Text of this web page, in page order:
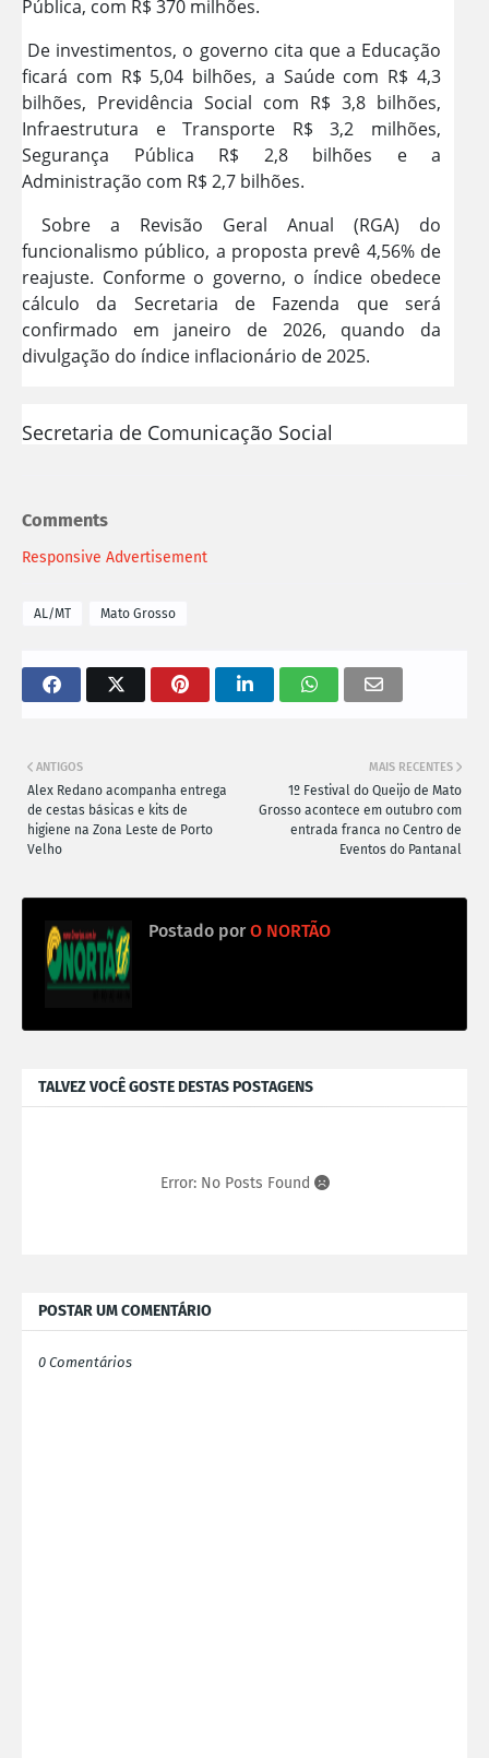
Pública, com R$ 370 milhões.
De investimentos, o governo cita que a Educação
ficará com R$ 5,04 bilhões, a Saúde com R$ 4,3
bilhões, Previdência Social com R$ 3,8 bilhões,
Infraestrutura e Transporte R$ 3,2 milhões,
Segurança Pública R$ 2,8 bilhões e a
Administração com R$ 2,7 bilhões.
Sobre a Revisão Geral Anual (RGA) do
funcionalismo público, a proposta prevê 4,56% de
reajuste. Conforme o governo, o índice obedece
cálculo da Secretaria de Fazenda que será
confirmado em janeiro de 2026, quando da
divulgação do índice inflacionário de 2025.
Secretaria de Comunicação Social
Comments
Responsive Advertisement
AL/MT Mato Grosso
MAIS RECENTES
1º Festival do Queijo de Mato
Grosso acontece em outubro com
entrada franca no Centro de
Eventos do Pantanal
ANTIGOS
Alex Redano acompanha entrega
de cestas básicas e kits de
higiene na Zona Leste de Porto
Velho
Postado por O NORTÃO
TALVEZ VOCÊ GOSTE DESTAS POSTAGENS
Error: No Posts Found
POSTAR UM COMENTÁRIO
0 Comentários